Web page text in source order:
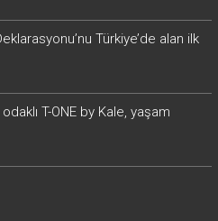
Türkiye’de alan ilk
T-ONE by Kale, yaşam